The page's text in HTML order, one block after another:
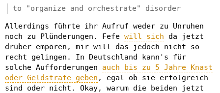
to "organize and orchestrate" disorder
Allerdings führte ihr Aufruf weder zu Unruhen
noch zu Plünderungen. Fefe will sich da jetzt
drüber empören, mir will das jedoch nicht so
recht gelingen. In Deutschland kann's für
solche Aufforderungen auch bis zu 5 Jahre Knast
oder Geldstrafe geben , egal ob sie erfolgreich
sind oder nicht. Okay, warum die beiden jetzt